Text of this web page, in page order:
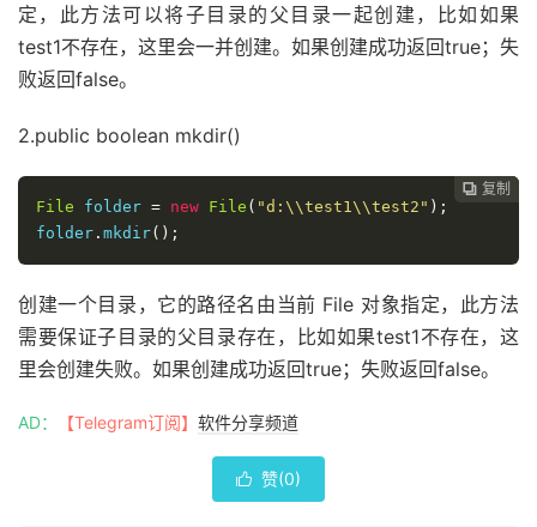
定，此方法可以将子目录的父目录一起创建，比如如果
test1不存在，这里会一并创建。如果创建成功返回true；失
败返回false。
2.public boolean mkdir()
 复制
 复制
 复制
File folder = new File ( "d:\\test1\\test2" );
folder . mkdir();
创建一个目录，它的路径名由当前 File 对象指定，此方法
需要保证子目录的父目录存在，比如如果test1不存在，这
里会创建失败。如果创建成功返回true；失败返回false。
AD： 【Telegram订阅】 软件分享频道
 赞(0)